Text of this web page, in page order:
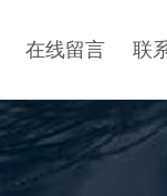
在线留言 联